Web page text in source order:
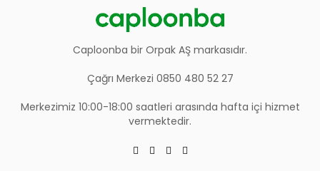
Caploonba bir Orpak AŞ markasıdır.
Çağrı Merkezi 0850 480 52 27
Merkezimiz 10:00-18:00 saatleri arasında hafta içi hizmet
vermektedir.